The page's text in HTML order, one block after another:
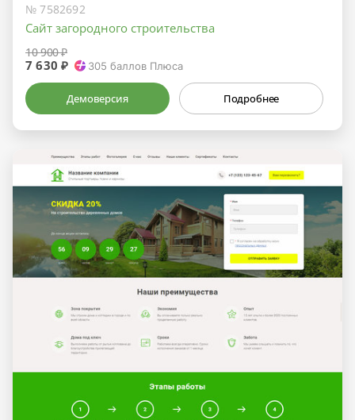
№ 7582692
Сайт загородного строительства
10 900 ₽
7 630 ₽ 305 баллов Плюса
Демоверсия Подробнее